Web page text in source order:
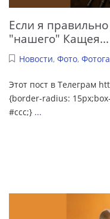
Если я
"нашего" Кащея...
Новости, Фото,
Этот пост в Телеграм
{border-radius:
#ccc;} ...